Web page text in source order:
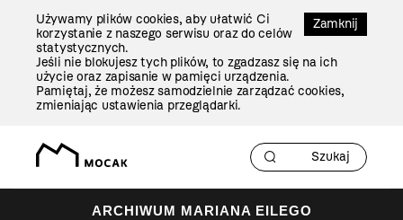
Zamknij
Używamy plików cookies, aby ułatwić Ci
korzystanie z naszego serwisu oraz do celów
statystycznych.
Jeśli nie blokujesz tych plików, to zgadzasz się na ich
użycie oraz zapisanie w pamięci urządzenia.
Pamiętaj, że możesz samodzielnie zarządzać cookies,
zmieniając ustawienia przeglądarki.
ARCHIWUM MARIANA EILEGO